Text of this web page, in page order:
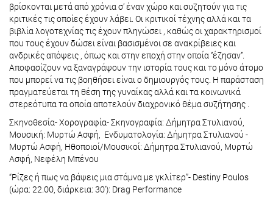
βρίσκονται μετά από χρόνια σ’ έναν χώρο και συζητούν για τις
κριτικές τις οποίες έχουν λάβει. Οι κριτικοί τέχνης αλλά και τα
βιβλία λογοτεχνίας τις έχουν πληγώσει , καθώς οι χαρακτηρισμοί
που τους έχουν δώσει είναι βασισμένοι σε ανακρίβειες και
ανδρικές απόψεις , όπως και στην εποχή στην οποία ‘’έζησαν’’.
Αποφασίζουν να ξαναγράψουν την ιστορία τους και το μόνο άτομο
που μπορεί να τις βοηθήσει είναι ο δημιουργός τους. Η παράσταση
πραγματεύεται τη θέση της γυναίκας αλλά και τα κοινωνικά
στερεότυπα τα οποία αποτελούν διαχρονικό θέμα συζήτησης .
Σκηνοθεσία- Χορογραφία- Σκηνογραφία: Δήμητρα Στυλιανού,
Μουσική: Μυρτώ Ασφή, Ενδυματολογία: Δήμητρα Στυλιανού -
Μυρτώ Ασφή, Ηθοποιοί/Μουσικοί: Δήμητρα Στυλιανού, Μυρτώ
Ασφή, Νεφέλη Μπένου
“Ρίζες ή πως να βάψεις μια στάμνα με γκλίτερ”- Destiny Poulos
(ώρα: 22.00, διάρκεια: 30’): Drag Performance